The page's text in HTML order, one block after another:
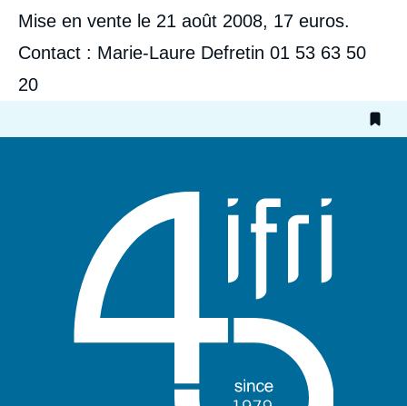
Mise en vente le 21 août 2008, 17 euros.
Contact : Marie-Laure Defretin 01 53 63 50
20